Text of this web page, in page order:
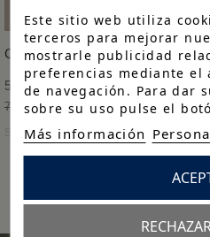
Este sitio web utiliza
terceros para mejorar
mostrarle publicidad
preferencias mediante el
de navegación. Para dar
sobre su uso pulse el
Más información
Camisa Yatch Team blanca
52,43 €
74,90 € -30%
M L XL XXL XXXL